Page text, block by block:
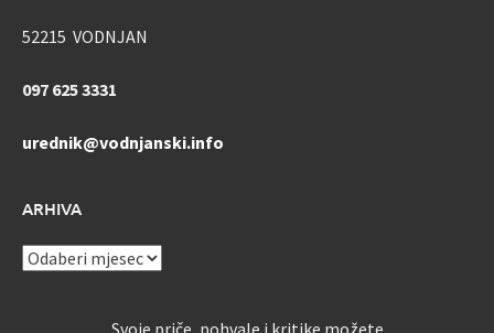
52215 VODNJAN
097 625 3331
urednik@vodnjanski.info
ARHIVA
ARHIVA
Svoje priče, pohvale i kritike možete